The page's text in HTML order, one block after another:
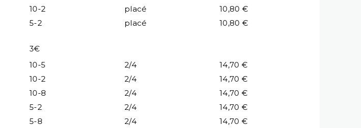
10-2
placé
10,80 €
5-2
placé 10,80 €
3€
10-5
2/4
14,70 €
10-2
2/4
14,70 €
10-8
2/4
14,70 €
5-2
2/4
14,70 €
5-8
2/4
14,70 €